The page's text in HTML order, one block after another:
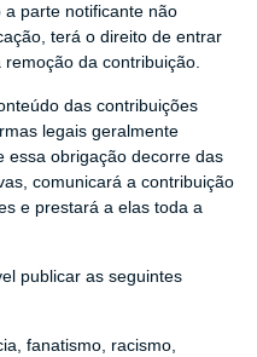
parte notificante não
terá o direito de entrar
da contribuição.
das contribuições
legais geralmente
essa obrigação decorre das
comunicará a contribuição
e prestará a elas toda a
publicar as seguintes
fanatismo, racismo,